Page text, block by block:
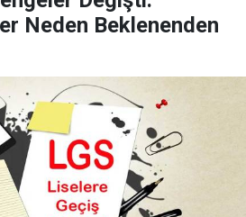
Neden Beklenenden